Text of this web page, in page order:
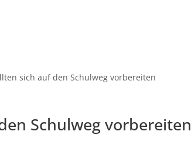
sich auf den Schulweg vorbereiten
Schulweg vorbereiten